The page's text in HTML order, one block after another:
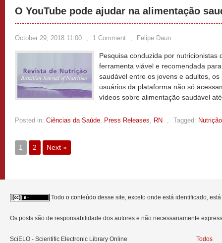
O YouTube pode ajudar na alimentação
October 29, 2018 11:00 , 1 Comment , Felipe Daun
Pesquisa conduzida por nutricionistas
ferramenta viável e recomendada
saudável entre os jovens e adultos,
usuários da plataforma não só
vídeos sobre alimentação saudável
Posted in: Ciências da Saúde, Press Releases, RN , Tagged: Nutrição
1 2 Next »
Todo o conteúdo desse site, exceto onde está identificado,
Os posts são de responsabilidade dos autores e não necessariamente
SciELO - Scientific Electronic Library Online
Todos